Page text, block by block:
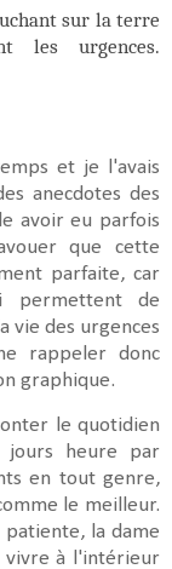
sur la terre
les urgences.
et je l'avais
anecdotes des
avoir eu parfois
que cette
parfaite, car
permettent de
vie des urgences
rappeler donc
graphique.
le quotidien
jours heure par
en tout genre,
le meilleur.
la dame
vivre à l'intérieur